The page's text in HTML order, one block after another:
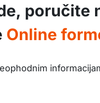
poručite
Online